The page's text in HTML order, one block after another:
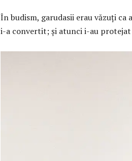
În budism, garudasii erau văzuți ca
i-a convertit; și atunci i-au